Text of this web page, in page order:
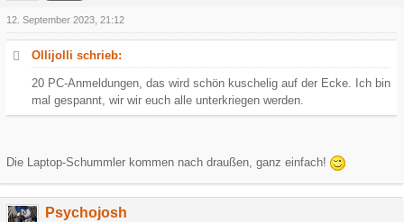
12. September 2023, 21:12
Ollijolli schrieb:
20 PC-Anmeldungen, das wird schön kuschelig auf der Ecke. Ich bin
mal gespannt, wir wir euch alle unterkriegen werden.
Die Laptop-Schummler kommen nach draußen, ganz einfach!
Psychojosh